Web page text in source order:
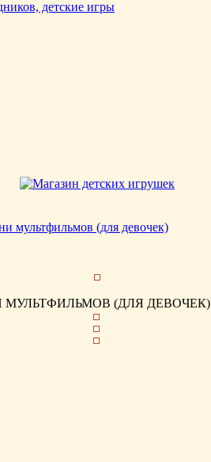
мультфильмов (для девочек)
(ДЛЯ ДЕВОЧЕК)